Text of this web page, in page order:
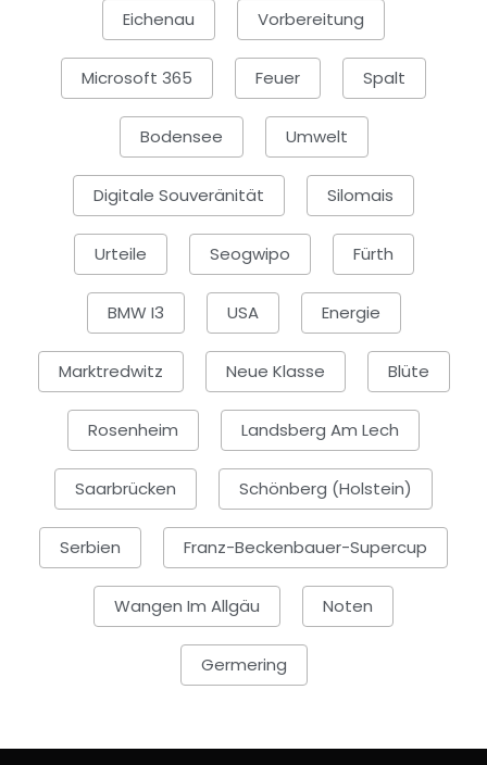
Eichenau Vorbereitung
Microsoft 365 Feuer Spalt
Bodensee Umwelt
Digitale Souveränität Silomais
Urteile Seogwipo Fürth
BMW I3 USA Energie
Marktredwitz Neue Klasse Blüte
Rosenheim Landsberg Am Lech
Saarbrücken Schönberg (Holstein)
Serbien Franz-Beckenbauer-Supercup
Wangen Im Allgäu Noten
Germering